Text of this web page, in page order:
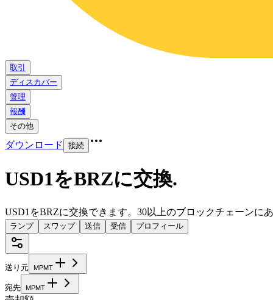
取引
ディスカバー
管理
報酬
その他
ダウンロード 接続
USD1をBRZに交換.
USD1をBRZに交換できます。30以上のブロックチェーンに
ランプ スワップ 送信 受信 プロフィール
送り元 MPMT
宛先 MPMT